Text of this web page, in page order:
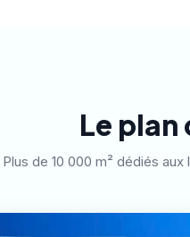
Le plan
Plus de 10 000 m² dédiés